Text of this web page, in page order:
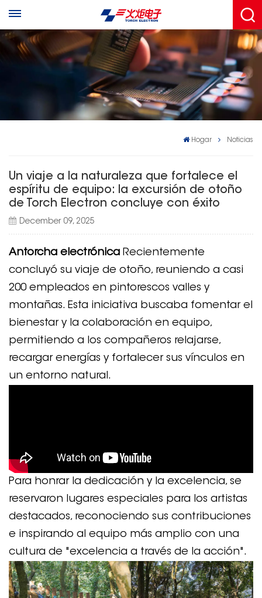
Hogar Noticias
Un viaje a la naturaleza que fortalece el
espíritu de equipo: la excursión de otoño
de Torch Electron concluye con éxito
December 09, 2025
Antorcha electrónica Recientemente
concluyó su viaje de otoño, reuniendo a casi
200 empleados en pintorescos valles y
montañas. Esta iniciativa buscaba fomentar el
bienestar y la colaboración en equipo,
permitiendo a los compañeros relajarse,
recargar energías y fortalecer sus vínculos en
un entorno natural.
Para honrar la dedicación y la excelencia, se
reservaron lugares especiales para los artistas
destacados, reconociendo sus contribuciones
e inspirando al equipo más amplio con una
cultura de "excelencia a través de la acción".